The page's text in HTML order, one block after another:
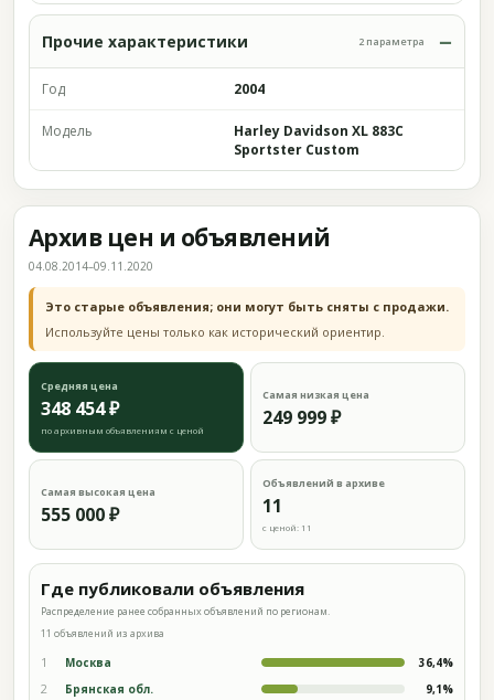
Прочие характеристики 2 параметра
Год 2004
Модель
Harley Davidson XL 883C
Sportster Custom
Архив цен и объявлений
04.08.2014–09.11.2020
Это старые объявления; они могут быть сняты с продажи.
Используйте цены только как исторический ориентир.
Средняя цена
348 454 ₽
по архивным объявлениям с ценой
Самая низкая цена
249 999 ₽
Самая высокая цена
555 000 ₽
Объявлений в архиве
11
с ценой: 11
Где публиковали объявления
Распределение ранее собранных объявлений по регионам.
11 объявлений из архива
1 Москва 36,4%
2 Брянская обл. 9,1%